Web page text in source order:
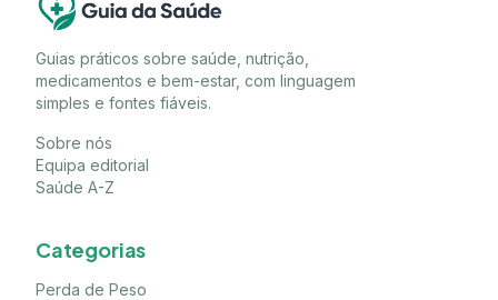
Guias práticos sobre saúde, nutrição,
medicamentos e bem-estar, com linguagem
simples e fontes fiáveis.
Sobre nós
Equipa editorial
Saúde A-Z
Categorias
Perda de Peso